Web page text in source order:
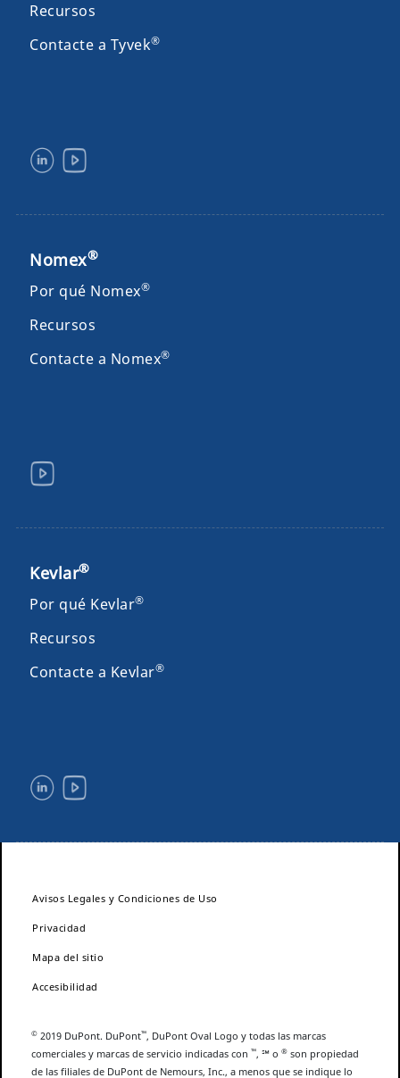
Recursos
Contacte a Tyvek®
Nomex®
Por qué Nomex®
Recursos
Contacte a Nomex®
Kevlar®
Por qué Kevlar®
Recursos
Contacte a Kevlar®
Avisos Legales y Condiciones de Uso
Privacidad
Mapa del sitio
Accesibilidad
© 2019 DuPont. DuPont™, DuPont Oval Logo y todas las marcas
comerciales y marcas de servicio indicadas con ™, ℠ o ® son propiedad
de las filiales de DuPont de Nemours, Inc., a menos que se indique lo